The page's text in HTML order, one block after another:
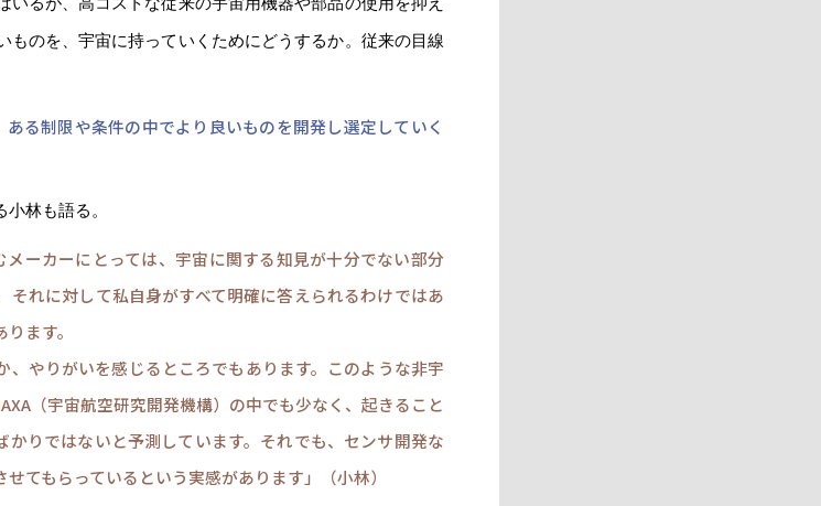
のを、宇宙に持っていくためにどうするか。従来の目線
る制限や条件の中でより良いものを開発し選定していく
林も語る。
メーカーにとっては、宇宙に関する知見が十分でない部分
れに対して私自身がすべて明確に答えられるわけではあ
ます。
やりがいを感じるところでもあります。このような非宇
（宇宙航空研究開発機構）の中でも少なく、起きること
りではないと予測しています。それでも、センサ開発な
てもらっているという実感があります」（小林）